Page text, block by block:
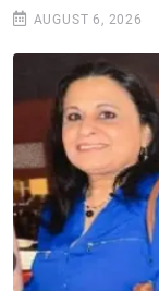
AUGUST 6, 2026